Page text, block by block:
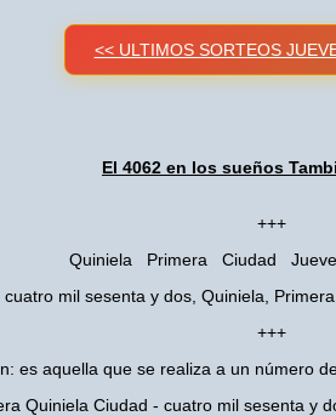
<< ULTIMOS SORTEOS
El 4062 en los sueños
+++
Quiniela Primera Ciudad
cuatro mil sesenta y dos, Quiniela,
+++
es aquella que se realiza a un número
Quiniela Ciudad - cuatro mil sesenta y